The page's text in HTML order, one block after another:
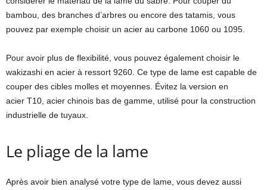
bambou, des branches d’arbres ou encore des tatamis, vous
pouvez par exemple choisir un acier au carbone 1060 ou 1095.
Pour avoir plus de flexibilité, vous pouvez également choisir le
wakizashi en acier à ressort 9260. Ce type de lame est capable de
couper des cibles molles et moyennes. Évitez la version en
acier T10, acier chinois bas de gamme, utilisé pour la construction
industrielle de tuyaux.
Le pliage de la lame
Après avoir bien analysé votre type de lame, vous devez aussi